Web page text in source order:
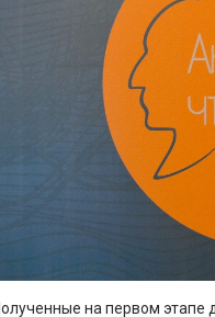
на первом этапе